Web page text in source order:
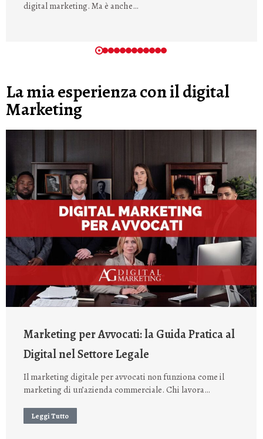
digital marketing. Ma è anche…
La mia esperienza con il digital
Marketing
Marketing per Avvocati: la Guida Pratica al
Digital nel Settore Legale
Il marketing digitale per avvocati non funziona come il
marketing di un’azienda commerciale. Chi lavora…
Leggi Tutto